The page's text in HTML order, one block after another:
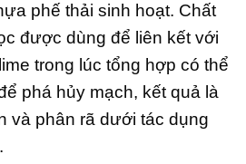
phế thải sinh hoạt. Chất
được dùng để liên kết với
trong lúc tổng hợp có thể
phá hủy mạch, kết quả là
và phân rã dưới tác dụng